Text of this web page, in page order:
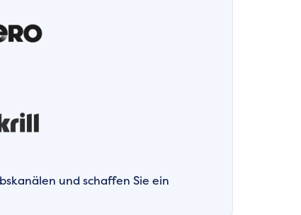
und schaffen Sie ein